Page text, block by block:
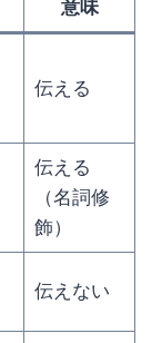
意味
伝える
伝える
（名詞修
飾）
伝えない